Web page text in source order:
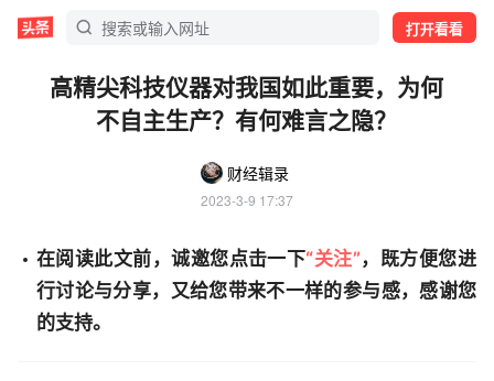
打开看看
高精尖科技仪器对我国如此重要，为何
不自主生产？有何难言之隐？
财经辑录
2023-3-9 17:37
在阅读此文前，诚邀您点击一下“关注”，既方便您进
行讨论与分享，又给您带来不一样的参与感，感谢您
的支持。